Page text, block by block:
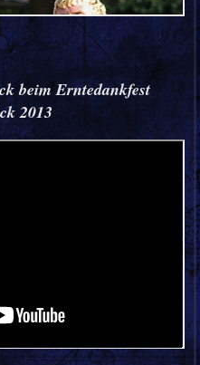
beim Erntedankfest
2013